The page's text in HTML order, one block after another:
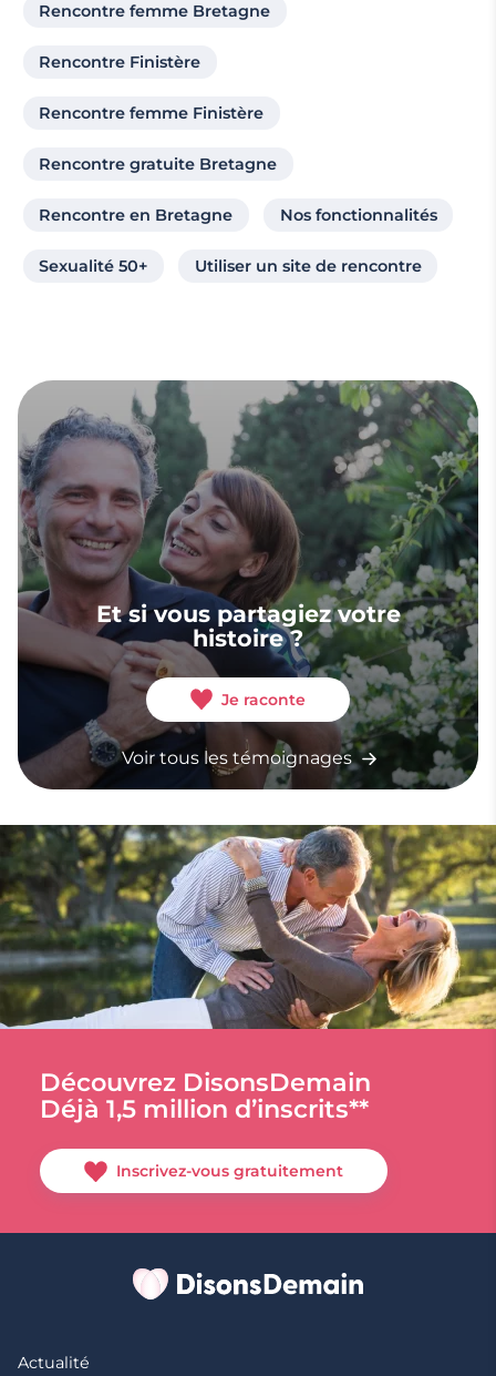
Rencontre femme Bretagne
Rencontre Finistère
Rencontre femme Finistère
Rencontre gratuite Bretagne
Rencontre en Bretagne Nos fonctionnalités
Sexualité 50+ Utiliser un site de rencontre
Et si vous partagiez votre
histoire ?
Je raconte
Voir tous les témoignages
Découvrez DisonsDemain
Déjà 1,5 million d’inscrits**
Inscrivez-vous gratuitement
Actualité